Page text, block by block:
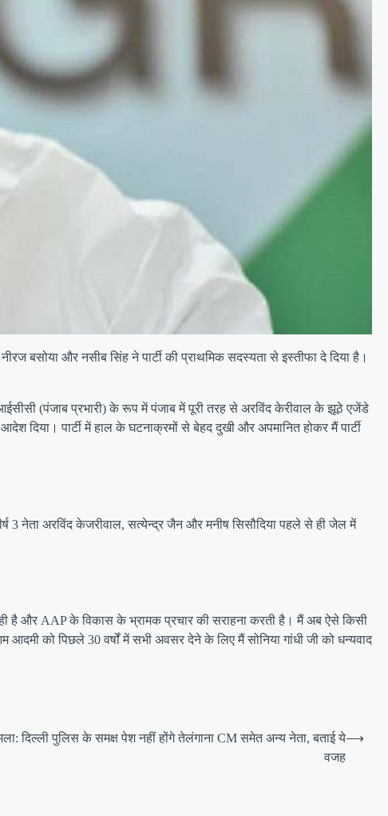
बसोया और नसीब सिंह ने पार्टी की प्राथमिक सदस्यता से इस्तीफा दे दिया है।
(पंजाब प्रभारी) के रूप में पंजाब में पूरी तरह से अरविंद केरीवाल के झूठे एजेंडे
पार्टी में हाल के घटनाक्रमों से बेहद दुखी और अपमानित होकर मैं पार्टी
3 नेता अरविंद केजरीवाल, सत्येन्द्र जैन और मनीष सिसौदिया पहले से ही जेल में
है और AAP के विकास के भ्रामक प्रचार की सराहना करती है। मैं अब ऐसे किसी
को पिछले 30 वर्षों में सभी अवसर देने के लिए मैं सोनिया गांधी जी को धन्यवाद
दिल्ली पुलिस के समक्ष पेश नहीं होंगे तेलंगाना CM समेत अन्य नेता, बताई ये
वजह
⟶